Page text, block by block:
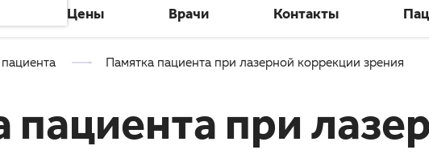
Цены Врачи Контакты
Памятка пациента при лазерной коррекции зрения
пациента при